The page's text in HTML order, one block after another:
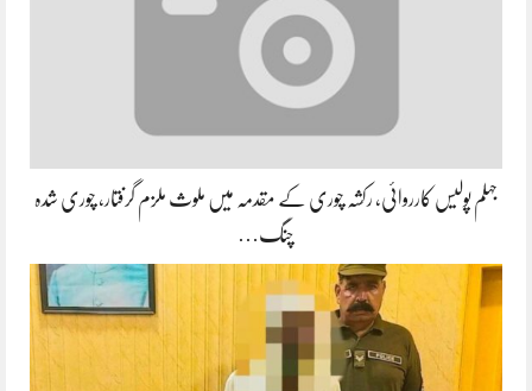
جہلم پولیس کارروائی، رکشہ چوری کے مقدمہ میں ملوث ملزم گرفتار، چوری شدہ
چنگ…